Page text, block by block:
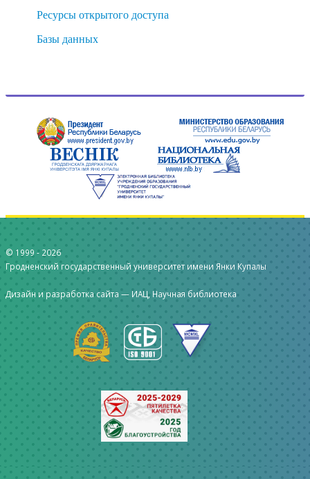
Ресурсы открытого доступа
Базы данных
© 1999 - 2026
Гродненский государственный университет имени Янки Купалы
Дизайн и разработка сайта — ИАЦ, Научная библиотека